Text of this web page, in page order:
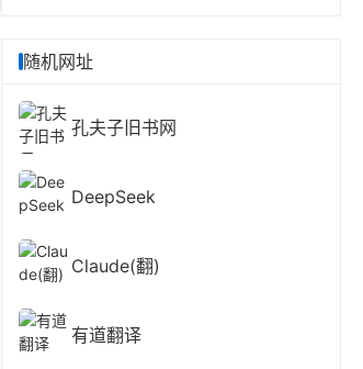
随机网址
孔夫子旧书网
DeepSeek
Claude(翻)
有道翻译